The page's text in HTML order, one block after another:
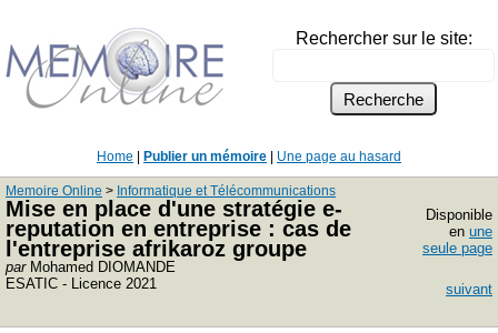
Rechercher sur le site:
Home Publier un mémoire Une page au hasard
Memoire Online > Informatique et Télécommunications
Mise en place d'une stratégie e-
reputation en entreprise : cas de
l'entreprise afrikaroz groupe
parMohamed DIOMANDE
ESATIC - Licence 2021
Disponible
en une
seule page
suivant